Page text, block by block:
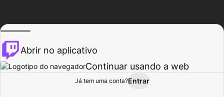
Procurar Atividade
Abrir no aplicativo
Continuar usando a web
Já tem uma conta?Entrar